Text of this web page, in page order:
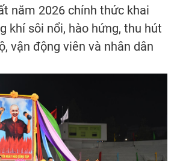
năm 2026 chính thức khai
khí sôi nổi, hào hứng, thu hút
vận động viên và nhân dân